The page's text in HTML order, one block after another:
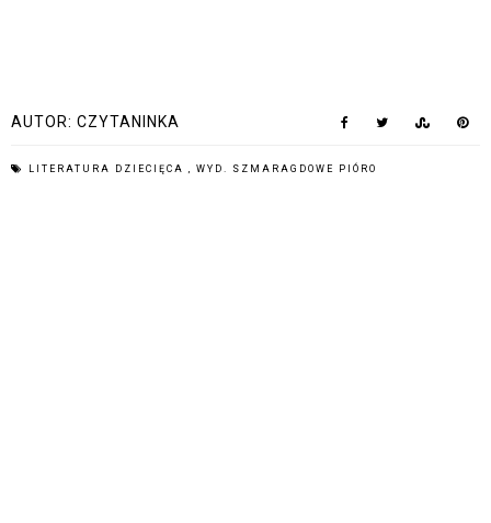
AUTOR: CZYTANINKA
LITERATURA DZIECIĘCA WYD. SZMARAGDOWE PIÓRO